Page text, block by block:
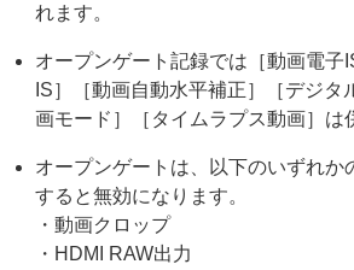
れます。
オープンゲート記録では［動画電子
IS］［動画自動水平補正］［デジタ
画モード］［タイムラプス動画］は
オープンゲートは、以下のいずれか
すると無効になります。
・動画クロップ
・HDMI RAW出力